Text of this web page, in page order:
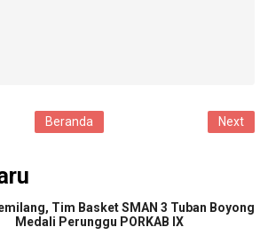
Next
Beranda
Tim Basket SMAN 3 Tuban Boyong
Medali Perunggu PORKAB IX